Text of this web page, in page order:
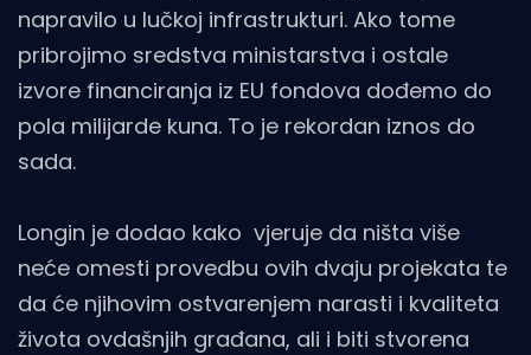
napravilo u lučkoj infrastrukturi. Ako tome
pribrojimo sredstva ministarstva i ostale
izvore financiranja iz EU fondova dođemo do
pola milijarde kuna. To je rekordan iznos do
sada.
Longin je dodao kako vjeruje da ništa više
neće omesti provedbu ovih dvaju projekata te
da će njihovim ostvarenjem narasti i kvaliteta
života ovdašnjih građana, ali i biti stvorena